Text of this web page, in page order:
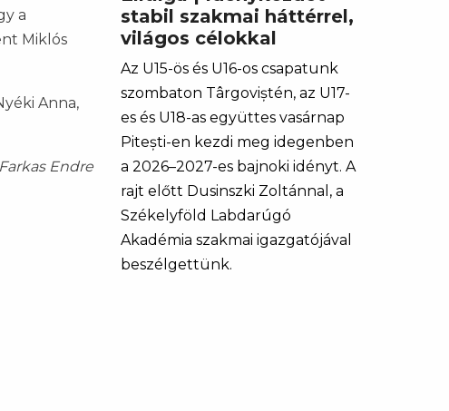
a
Miklós
Anna,
Farkas Endre
stabil szakmai háttérrel,
világos célokkal
Az U15-ös és U16-os csapatunk
szombaton Târgoviștén, az U17-
es és U18-as együttes vasárnap
Pitești-en kezdi meg idegenben
a 2026–2027-es bajnoki idényt. A
rajt előtt Dusinszki Zoltánnal, a
Székelyföld Labdarúgó
Akadémia szakmai igazgatójával
beszélgettünk.